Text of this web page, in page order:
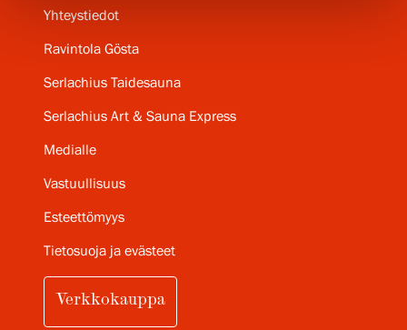
Yhteystiedot
Ravintola Gösta
Serlachius Taidesauna
Serlachius Art & Sauna Express
Medialle
Vastuullisuus
Esteettömyys
Tietosuoja ja evästeet
Verkkokauppa